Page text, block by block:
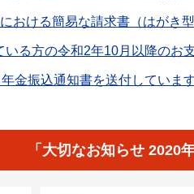
おける簡易な請求書（はがき
る方の令和2年10月以降のお
金振込通知書を送付していま
「大切なお知らせ 2020